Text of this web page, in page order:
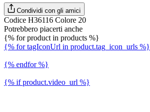
Condividi con gli amici
Codice H36116 Colore 20
Potrebbero piacerti anche
{% for product in products %}
{% for tagIconUrl in product.tag_icon_urls %}
{% endfor %}
{% if product.video_url %}